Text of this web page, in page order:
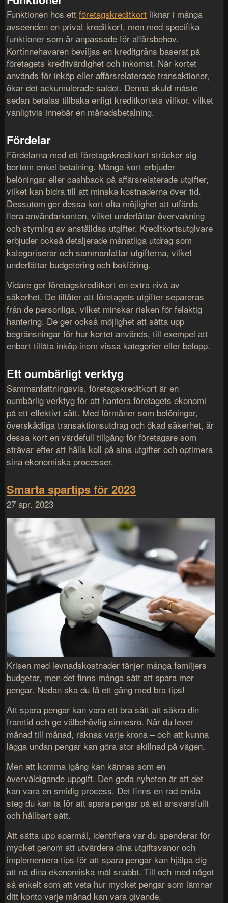
Funktionen hos ettföretagskreditkort liknar i många
avseenden en privat kreditkort, men med specifika
funktioner som är anpassade för affärsbehov.
Kortinnehavaren beviljas en kreditgräns baserat på
företagets kreditvärdighet och inkomst. När kortet
används för inköp eller affärsrelaterade transaktioner,
ökar det ackumulerade saldot. Denna skuld måste
sedan betalas tillbaka enligt kreditkortets villkor, vilket
vanligtvis innebär en månadsbetalning.
Fördelar
Fördelarna med ett företagskreditkort sträcker sig
bortom enkel betalning. Många kort erbjuder
belöningar eller cashback på affärsrelaterade utgifter,
vilket kan bidra till att minska kostnaderna över tid.
Dessutom ger dessa kort ofta möjlighet att utfärda
flera användarkonton, vilket underlättar övervakning
och styrning av anställdas utgifter. Kreditkortsutgivare
erbjuder också detaljerade månatliga utdrag som
kategoriserar och sammanfattar utgifterna, vilket
underlättar budgetering och bokföring.
Vidare ger företagskreditkort en extra nivå av
säkerhet. De tillåter att företagets utgifter separeras
från de personliga, vilket minskar risken för felaktig
hantering. De ger också möjlighet att sätta upp
begränsningar för hur kortet används, till exempel att
enbart tillåta inköp inom vissa kategorier eller belopp.
Ett oumbärligt verktyg
Sammanfattningsvis, företagskreditkort är en
oumbärlig verktyg för att hantera företagets ekonomi
på ett effektivt sätt. Med förmåner som belöningar,
överskådliga transaktionsutdrag och ökad säkerhet, är
dessa kort en värdefull tillgång för företagare som
strävar efter att hålla koll på sina utgifter och optimera
sina ekonomiska processer.
Smarta spartips för 2023
27 apr. 2023
Krisen med levnadskostnader tänjer många familjers
budgetar, men det finns många sätt att spara mer
pengar. Nedan ska du få ett gäng med bra tips!
Att spara pengar kan vara ett bra sätt att säkra din
framtid och ge välbehövlig sinnesro. När du lever
månad till månad, räknas varje krona – och att kunna
lägga undan pengar kan göra stor skillnad på vägen.
Men att komma igång kan kännas som en
överväldigande uppgift. Den goda nyheten är att det
kan vara en smidig process. Det finns en rad enkla
steg du kan ta för att spara pengar på ett ansvarsfullt
och hållbart sätt.
Att sätta upp sparmål, identifiera var du spenderar för
mycket genom att utvärdera dina utgiftsvanor och
implementera tips för att spara pengar kan hjälpa dig
att nå dina ekonomiska mål snabbt. Till och med något
så enkelt som att veta hur mycket pengar som lämnar
ditt konto varje månad kan vara givande.